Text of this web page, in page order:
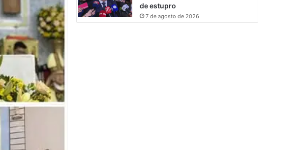
de estupro
7 de agosto de 2026